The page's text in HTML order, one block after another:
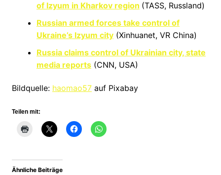
of Izyum in Kharkov region (TASS, Russland)
Russian armed forces take control of
Ukraine’s Izyum city(Xinhuanet, VR China)
Russia claims control of Ukrainian city, state
media reports(CNN, USA)
Bildquelle: haomao57auf Pixabay
Teilen mit:
Ähnliche Beiträge